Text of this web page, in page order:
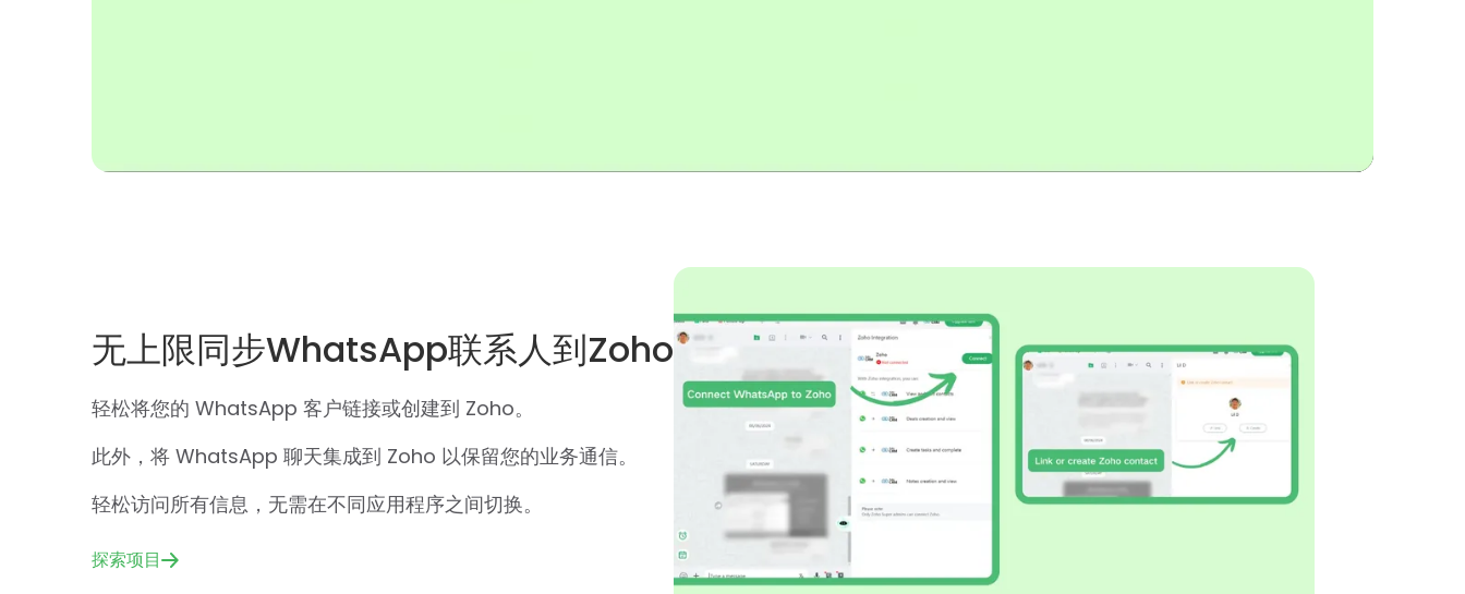
无上限同步WhatsApp联系人到Zoho
轻松将您的 WhatsApp 客户链接或创建到 Zoho。
此外，将 WhatsApp 聊天集成到 Zoho 以保留您的业务通信。
轻松访问所有信息，无需在不同应用程序之间切换。
探索项目